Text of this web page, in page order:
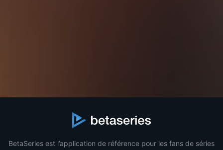
BetaSeries est l’application de référence pour les fans de séries